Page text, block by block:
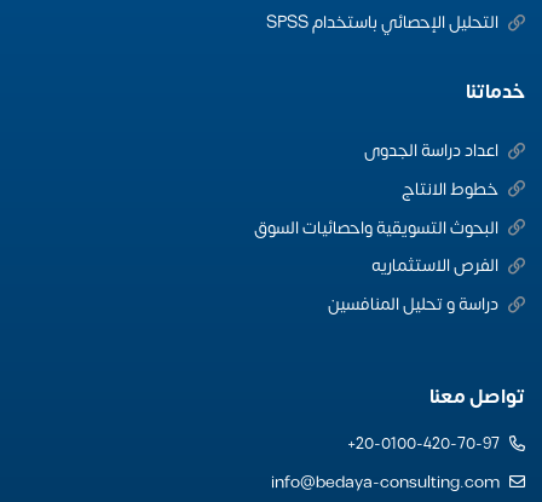
التحليل الإحصائي باستخدام SPSS
خدماتنا
اعداد دراسة الجدوى
خطوط الانتاج
البحوث التسويقية واحصائيات السوق
الفرص الاستثماريه
دراسة و تحليل المنافسين
تواصل معنا
20-0100-420-70-97+
info@bedaya-consulting.com